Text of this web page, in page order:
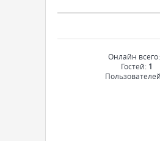
Онлайн всего:
Гостей: 1